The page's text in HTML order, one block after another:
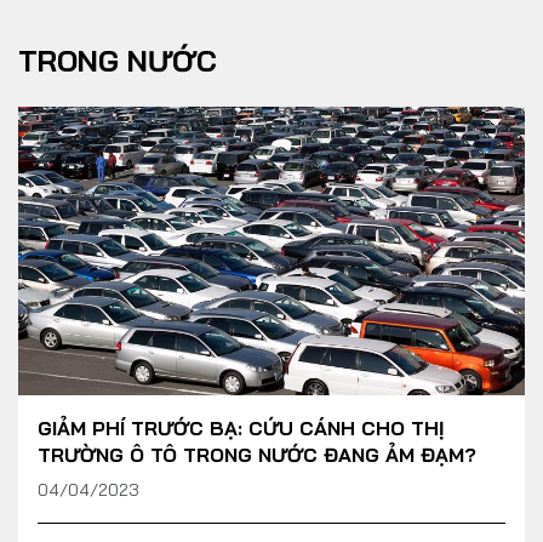
TRONG NƯỚC
GIẢM PHÍ TRƯỚC BẠ: CỨU CÁNH CHO THỊ
TRƯỜNG Ô TÔ TRONG NƯỚC ĐANG ẢM ĐẠM?
04/04/2023